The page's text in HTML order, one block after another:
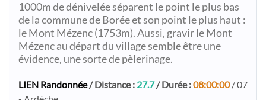
1000m de dénivelée séparent le point le plus bas
de la commune de Borée et son point le plus haut :
le Mont Mézenc (1753m). Aussi, gravir le Mont
Mézenc au départ du village semble être une
évidence, une sorte de pèlerinage.
LIEN Randonnée/ Distance : 27.7/ Durée :08:00:00/ 07